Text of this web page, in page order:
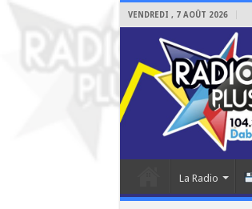
VENDREDI , 7 AOÛT 2026
La Radio